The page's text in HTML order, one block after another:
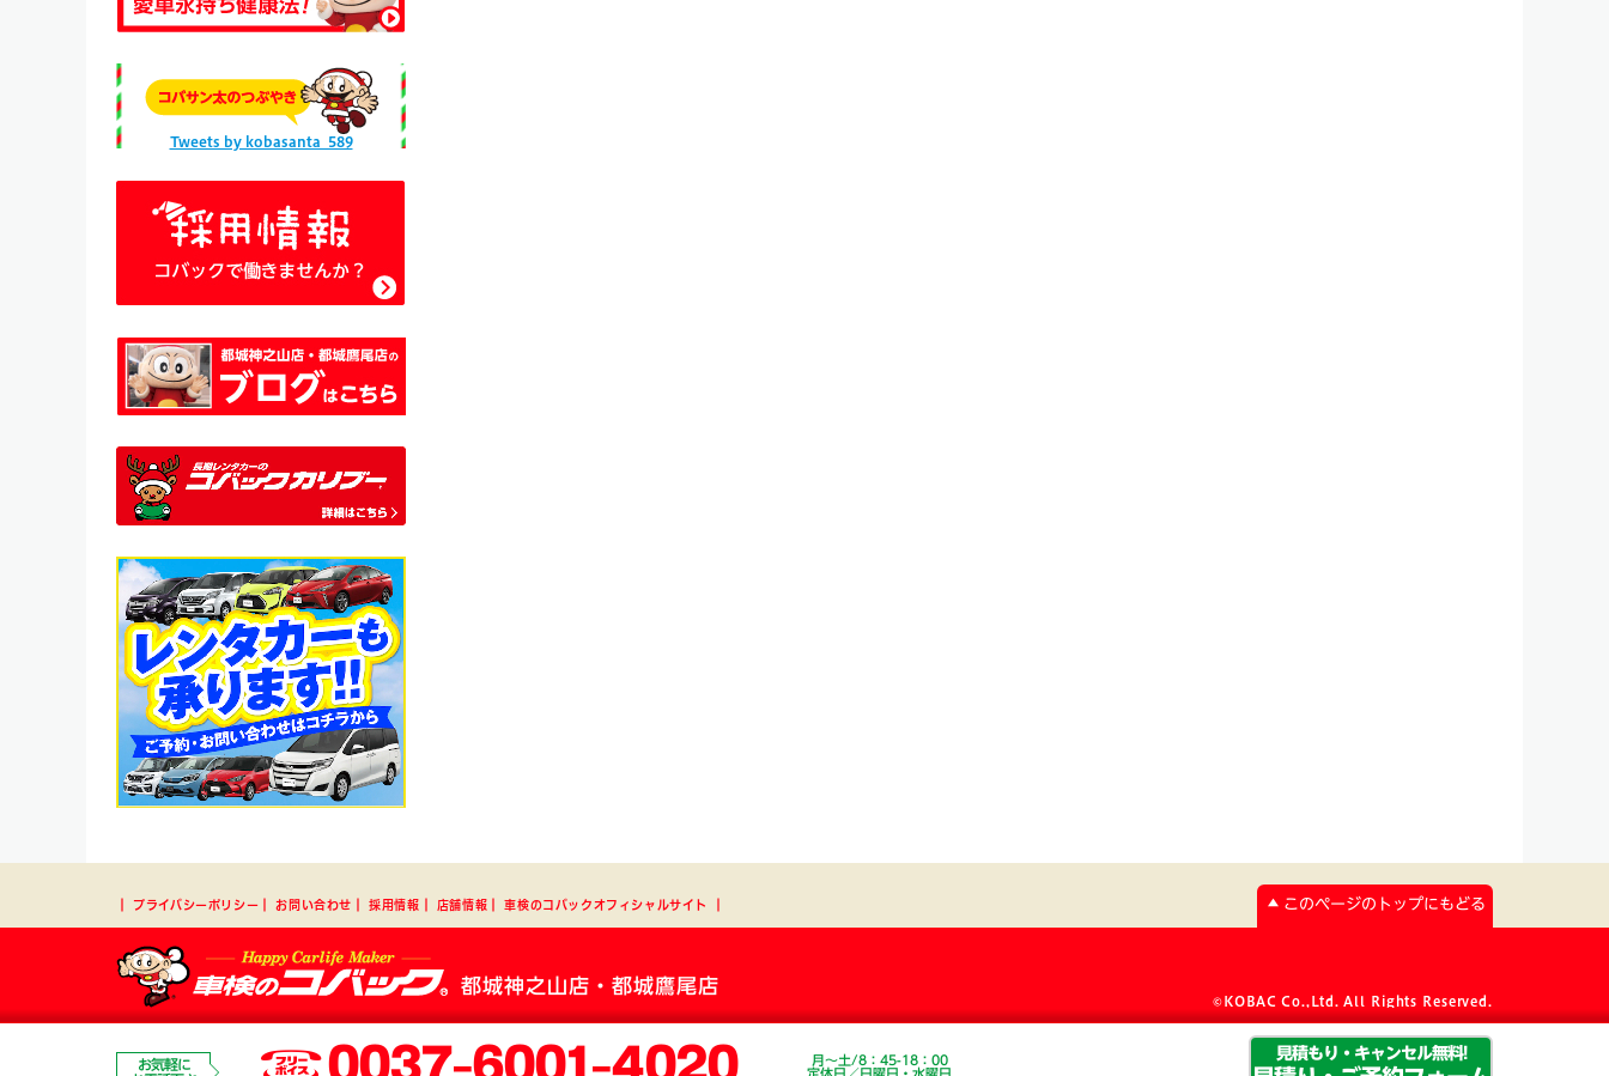
Tweets by kobasanta_589
プライバシーポリシー ┃お問い合わせ ┃採用情報 店舗情報 ┃車検のコバックオフィシャルサイト このページのトップにもどる
都城神之山店・都城鷹尾店
©KOBAC Co.,Ltd. All Rights Reserved.
お気軽に
0037-6001-4020
月～土/8：45-18：00
定休日／日曜日・水曜日
見積もり・キャンセル無料!